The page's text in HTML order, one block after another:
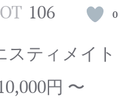
106 0
スティメイト
円 〜